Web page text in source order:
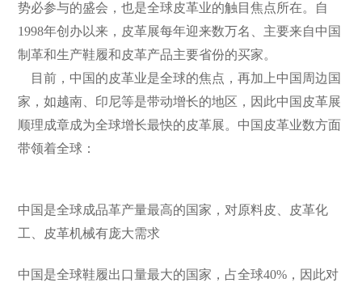
势必参与的盛会，也是全球皮革业的触目焦点所在。自
1998年创办以来，皮革展每年迎来数万名、主要来自中国
制革和生产鞋履和皮革产品主要省份的买家。
目前，中国的皮革业是全球的焦点，再加上中国周边国
家，如越南、印尼等是带动增长的地区，因此中国皮革展
顺理成章成为全球增长最快的皮革展。中国皮革业数方面
带领着全球：
中国是全球成品革产量最高的国家，对原料皮、皮革化
工、皮革机械有庞大需求
中国是全球鞋履出口量最大的国家，占全球40%，因此对